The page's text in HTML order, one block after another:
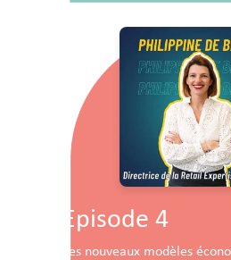
Episode 4
Les nouveaux modèles